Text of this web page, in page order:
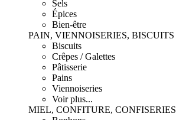
Sels
Épices
Bien-être
PAIN, VIENNOISERIES, BISCUITS
Biscuits
Crêpes / Galettes
Pâtisserie
Pains
Viennoiseries
Voir plus...
MIEL, CONFITURE, CONFISERIES